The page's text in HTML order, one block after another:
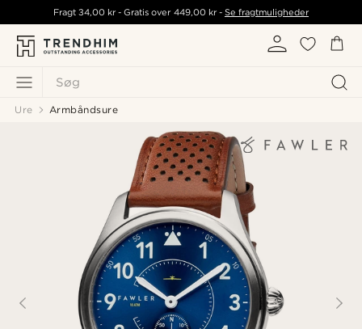
Søg
Fragt34,00 kr - Gratis over 449,00 kr- Se fragtmuligheder
Ure Armbåndsure